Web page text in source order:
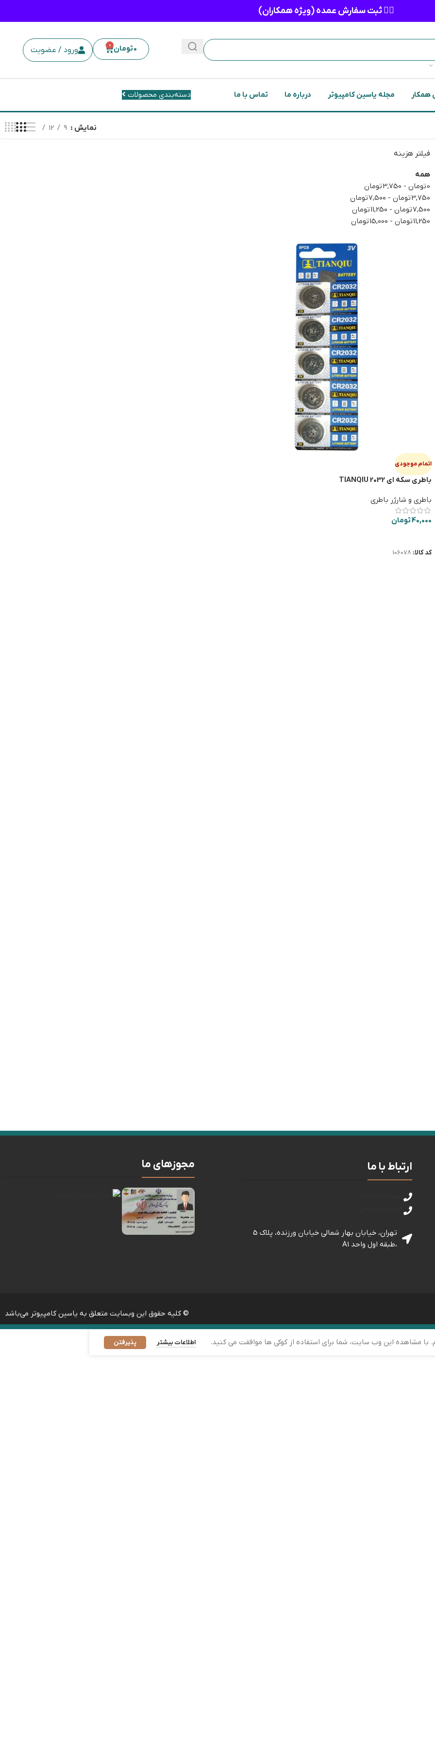
👈🏻 ثبت سفارش عمده (ویژه همکاران)
0تومان 0
ورود / عضویت
مجله یاسین کامپیوتر درباره ما تماس با ما دسته‌بندی محصولات
نمایش 9
12
فیلتر هزینه
همه
0تومان -
3,750تومان
3,750تومان -
7,500تومان
7,500تومان -
11,250تومان
11,250تومان -
15,000تومان
اتمام موجودی
باطری سکه ای TIANQIU 2032
باطری و شارژر باطری
40,000تومان
کد کالا: 106078
ارتباط با ما
02151706000
02186071154
تهران، خیابان بهار شمالی خيابان ورزنده، پلاک 5
،طبقه اول واحد A1
مجوزهای ما
© کلیه حقوق این وبسایت متعلق به یاسین کامپیوتر می‌باشد
با مشاهده این وب سایت، شما برای استفاده از کوکی ها موافقت می کنید. اطلاعات بیشتر پذیرفتن